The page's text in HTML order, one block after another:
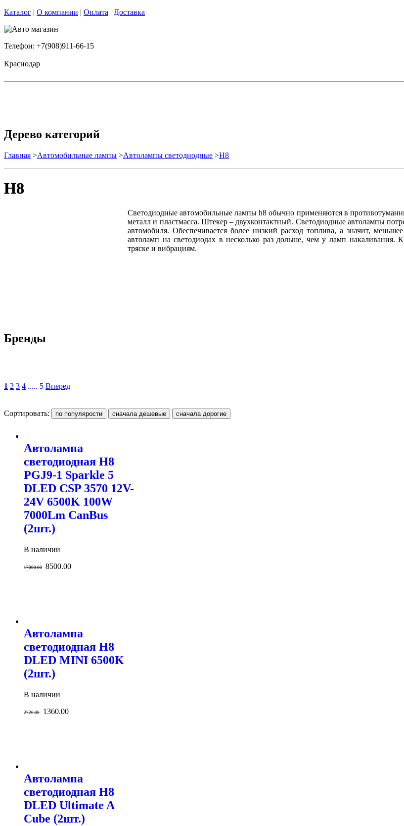
Каталог | О компании | Оплата | Доставка
Телефон: +7(908)911-66-15
Краснодар
Дерево категорий
Главная >Автомобильные лампы >Автолампы светодиодные >H8
H8
Светодиодные автомобильные лампы h8 обычно применяются в
металл и пластмасса. Штекер – двухконтактный. Светодиодные автолампы
автомобиля. Обеспечивается более низкий расход топлива, а значит,
автоламп на светодиодах в несколько раз дольше, чем у ламп
тряске и вибрациям.
Бренды
1 2 3 4 ..... 5 Вперед
Сортировать:
Автолампа
светодиодная H8
PGJ9-1 Sparkle 5
DLED CSP 3570 12V-
24V 6500K 100W
7000Lm CanBus
(2шт.)
В наличии
17000.00 8500.00
Автолампа
светодиодная H8
DLED MINI 6500K
(2шт.)
В наличии
2720.00 1360.00
Автолампа
светодиодная H8
DLED Ultimate A
Cube (2шт.)